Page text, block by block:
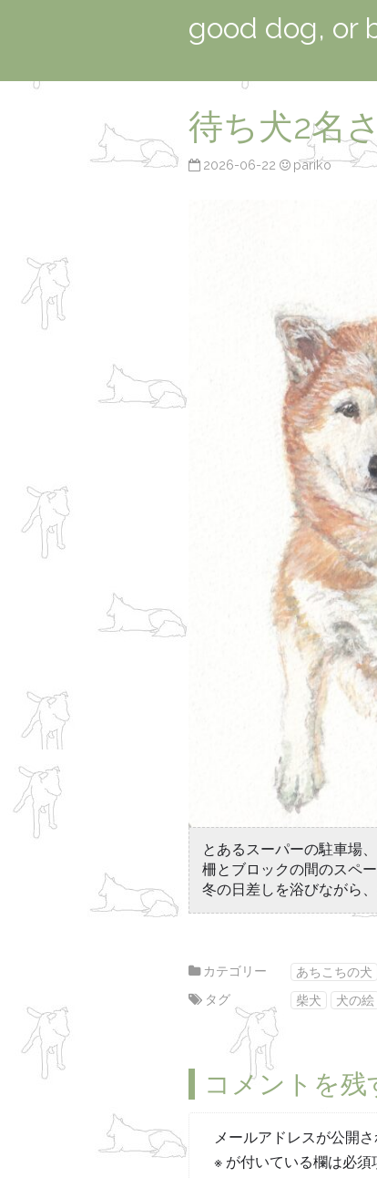
good dog, or
待ち犬2名
2026-06-22 pariko
とあるスーパーの駐車場、
柵とブロックの間のスペ
冬の日差しを浴びながら、
カテゴリー
あちこちの犬
タグ
柴犬 犬の絵
コメントを残
メールアドレスが公開
※ が付いている欄は必須